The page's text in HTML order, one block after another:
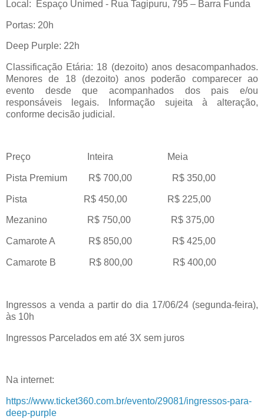
Local: Espaço Unimed - Rua Tagipuru, 795 – Barra Funda
Portas: 20h
Deep Purple: 22h
Classificação Etária: 18 (dezoito) anos desacompanhados.
Menores de 18 (dezoito) anos poderão comparecer ao
evento desde que acompanhados dos pais e/ou
responsáveis legais. Informação sujeita à alteração,
conforme decisão judicial.
Preço Inteira Meia
Pista Premium R$ 700,00 R$ 350,00
Pista R$ 450,00 R$ 225,00
Mezanino R$ 750,00 R$ 375,00
Camarote A R$ 850,00 R$ 425,00
Camarote B R$ 800,00 R$ 400,00
Ingressos a venda a partir do dia 17/06/24 (segunda-feira),
às 10h
Ingressos Parcelados em até 3X sem juros
Na internet:
https://www.ticket360.com.br/evento/29081/ingressos-para-
deep-purple